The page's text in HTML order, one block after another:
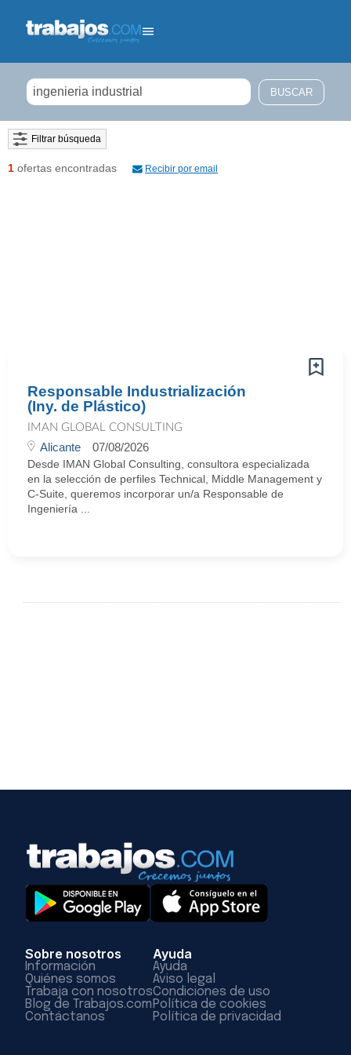
Filtrar búsqueda
1 ofertas encontradas Recibir por email
Responsable Industrialización
(Iny. de Plástico)
IMAN GLOBAL CONSULTING
Alicante 07/08/2026
Desde IMAN Global Consulting, consultora especializada
en la selección de perfiles Technical, Middle Management y
C-Suite, queremos incorporar un/a Responsable de
Ingeniería ...
Sobre nosotros
Información
Quiénes somos
Trabaja con nosotros
Blog de Trabajos.com
Contáctanos
Ayuda
Ayuda
Aviso legal
Condiciones de uso
Política de cookies
Política de privacidad